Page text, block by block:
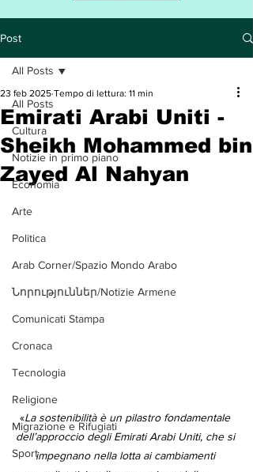
Post
All Posts
Cultura
Notizie in primo piano
Economia
Arte
Politica
Arab Corner/Spazio Mondo Arabo
Նորություններ/Notizie Armene
Comunicati Stampa
Cronaca
Tecnologia
Religione
Migrazione e Rifugiati
Sport
All Posts
Emirati Arabi Uniti -
Sheikh Mohammed bin
Zayed Al Nahyan
23 feb 2025 Tempo di lettura: 11 min
«La sostenibilità è un pilastro fondamentale
dell’approccio degli Emirati Arabi Uniti, che si
impegnano nella lotta ai cambiamenti